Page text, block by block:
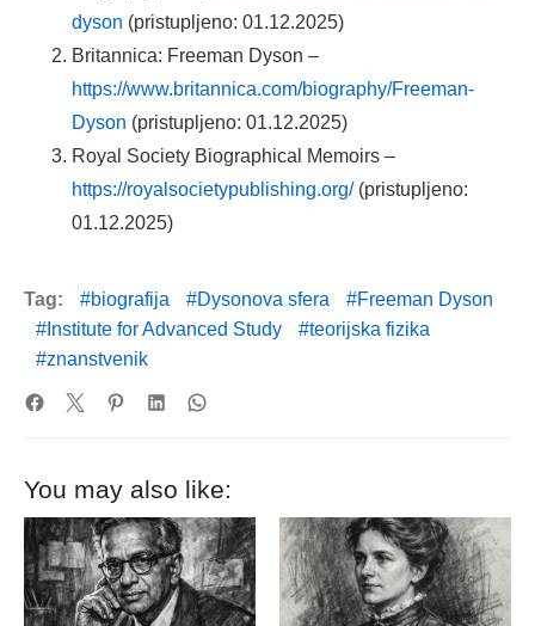
dyson (pristupljeno: 01.12.2025)
Britannica: Freeman Dyson –
https://www.britannica.com/biography/Freeman-
Dyson (pristupljeno: 01.12.2025)
Royal Society Biographical Memoirs –
https://royalsocietypublishing.org/(pristupljeno:
01.12.2025)
Tag: biografija Dysonova sfera
Freeman Dyson
Institute for Advanced Study
teorijska fizika
znanstvenik
You may also like: